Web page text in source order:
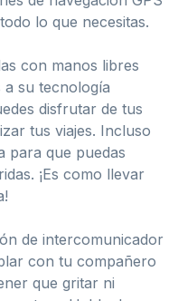
lo que necesitas.
con manos libres
su tecnología
disfrutar de tus
tus viajes. Incluso
para que puedas
¡Es como llevar
de intercomunicador
con tu compañero
que gritar ni